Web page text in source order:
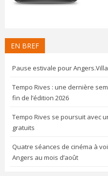
EN BREF
Pause estivale pour
Tempo Rives : une dernière
fin de l’édition 2026
Tempo Rives se poursuit avec
gratuits
Quatre séances de cinéma à
Angers au mois d’août